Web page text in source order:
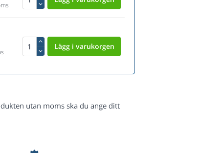
utan moms ska du ange ditt